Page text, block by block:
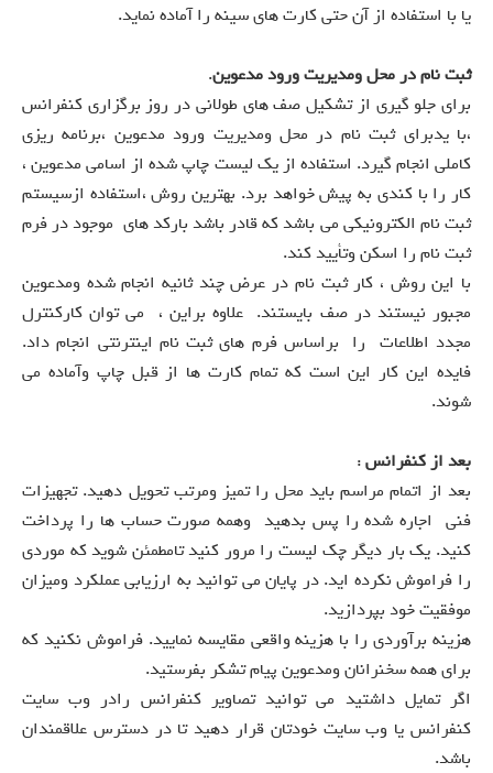
یا با استفاده از آن حتی کارت های سینه را آماده نماید.
ثبت نام در محل ومدیریت ورود مدعوین.
برای جلو گیری از تشکیل صف های طولانی در روز برگزاری کنفرانس
،با یدبرای ثبت نام در محل ومدیریت ورود مدعوین ،برنامه ریزی
کاملی انجام گیرد. استفاده از یک لیست چاپ شده از اسامی مدعوین ،
کار را با کندی به پیش خواهد برد. بهترین روش ،استفاده ازسیستم
ثبت نام الکترونیکی می باشد که قادر باشد بارکد های موجود در فرم
ثبت نام را اسکن وتأیید کند.
با این روش ، کار ثبت نام در عرض چند ثانیه انجام شده ومدعوین
مجبور نیستند در صف بایستند. علاوه براین ، می توان کارکنترل
مجدد اطلاعات را براساس فرم های ثبت نام اینترنتی انجام داد.
فایده این کار این است که تمام کارت ها از قبل چاپ وآماده می
شوند.
بعد از کنفرانس:
بعد از اتمام مراسم باید محل را تمیز ومرتب تحویل دهید. تجهیزات
فنی اجاره شده را پس بدهید وهمه صورت حساب ها را پرداخت
کنید. یک بار دیگر چک لیست را مرور کنید تامطمئن شوید که موردی
را فراموش نکرده اید. در پایان می توانید به ارزیابی عملکرد ومیزان
موفقیت خود بپردازید.
هزینه برآوردی را با هزینه واقعی مقایسه نمایید. فراموش نکنید که
برای همه سخنرانان ومدعوین پیام تشکر بفرستید.
اگر تمایل داشتید می توانید تصاویر کنفرانس رادر وب سایت
کنفرانس یا وب سایت خودتان قرار دهید تا در دسترس علاقمندان
باشد.